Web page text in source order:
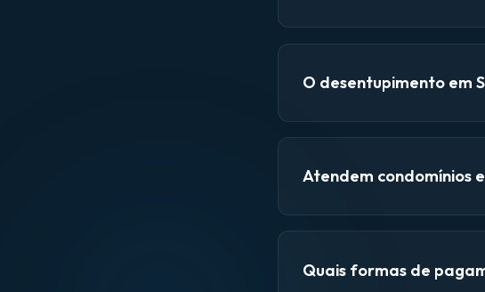
O desentupimento em
Atendem condomínios
Quais formas de